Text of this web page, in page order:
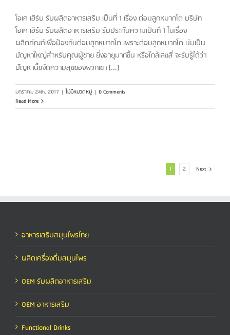
โอเค เฮิร์บ รับผลิตอาหารเสริม เป็นที่ 1 เรื่อง ต่อมลูกหมากโต บริษัท
โอเค เฮิร์บ รับผลิตอาหารเสริม รับประกันความเป็นที่ 1 ในเรื่อง
ผลิตภัณฑ์เพื่อป้องกันต่อมลูกหมากโต เพราะต่อมลูกหมากโต นับเป็น
ปัญหาใหญ่สำหรับคุณผู้ชาย ยิ่งอายุมากขึ้น หรือใกล้เลขสี่ จะรับรู้ได้ว่า
ปัญหานี้ขจัดความสุขของพวกเขา [...]
มกราคม 24th, 2017 | ไม่มีหมวดหมู่ | 0 Comments
Read More
1 2 Next
อาหารเสริมสมุนไพรไทย
ผลิตเครื่องดื่มสมุนไพร
OEM รับผลิตอาหารเสริม
OEM อาหารเสริม
Functional Drinks